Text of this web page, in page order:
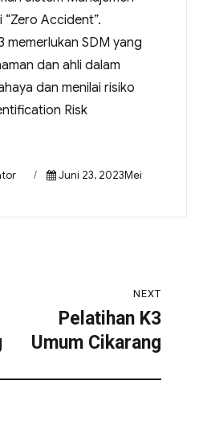
Accident”.
memerlukan SDM yang
dan ahli dalam
dan menilai risiko
Risk
Juni 23, 2023Mei
NEXT
Pelatihan K3
Umum Cikarang